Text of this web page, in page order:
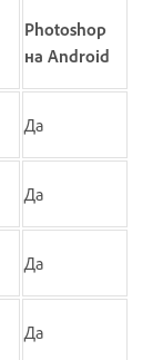
Photoshop
на Android
Да
Да
Да
Да